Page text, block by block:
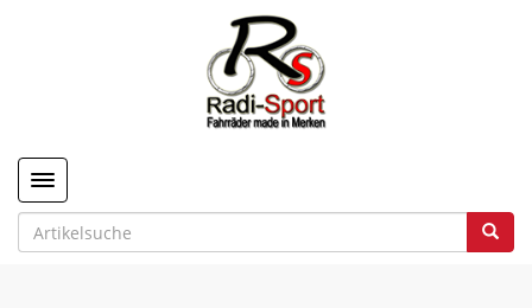
Toggle navigation